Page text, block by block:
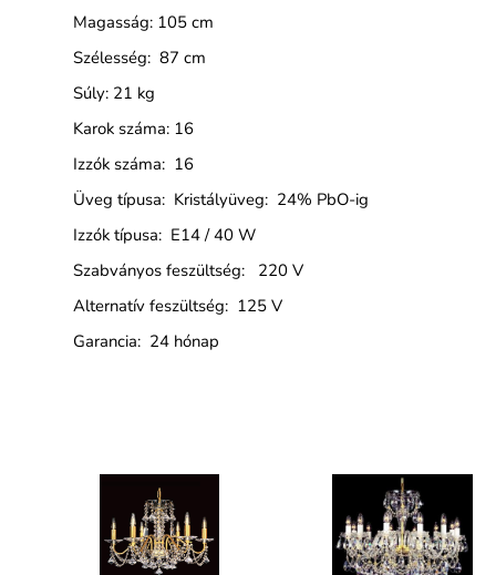
Magasság: 105 cm
Szélesség: 87 cm
Súly: 21 kg
Karok száma: 16
Izzók száma: 16
Üveg típusa: Kristályüveg: 24% PbO-ig
Izzók típusa: E14 / 40 W
Szabványos feszültség: 220 V
Alternatív feszültség: 125 V
Garancia: 24 hónap